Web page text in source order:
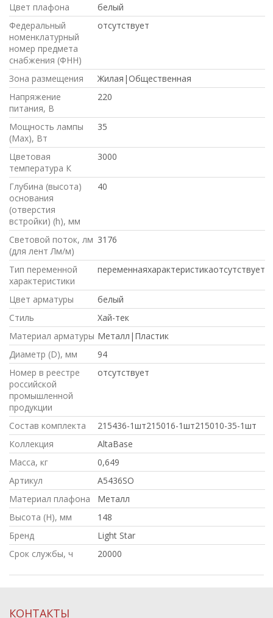
Цвет плафона
белый
Федеральный
номенклатурный
номер предмета
снабжения (ФНН)
отсутствует
Зона размещения
Жилая|Общественная
Напряжение
питания, В
220
Мощность лампы
(Max), Вт
35
Цветовая
температура К
3000
Глубина (высота)
основания
(отверстия
встройки) (h), мм
40
Световой поток, лм
(для лент Лм/м)
3176
Тип переменной
характеристики
переменнаяхарактеристикаотсутствует
Цвет арматуры
белый
Стиль
Хай-тек
Материал арматуры Металл|Пластик
Диаметр (D), мм
94
Номер в реестре
российской
промышленной
продукции
отсутствует
Состав комплекта
215436-1шт215016-1шт215010-35-1шт
Коллекция
AltaBase
Масса, кг
0,649
Артикул
A5436SO
Материал плафона
Металл
Высота (H), мм
148
Бренд
Light Star
Срок службы, ч
20000
КОНТАКТЫ